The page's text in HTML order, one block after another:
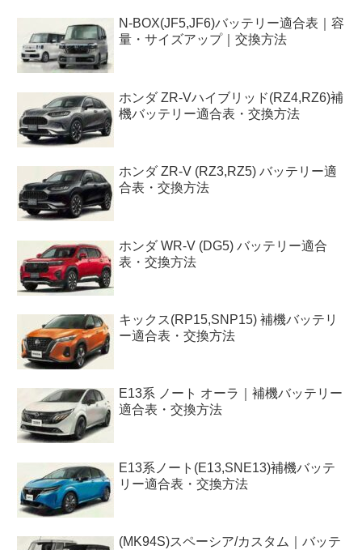
N-BOX(JF5,JF6)バッテリー適合表｜容
量・サイズアップ｜交換方法
ホンダ ZR-Vハイブリッド(RZ4,RZ6)補
機バッテリー適合表・交換方法
ホンダ ZR-V (RZ3,RZ5) バッテリー適
合表・交換方法
ホンダ WR-V (DG5) バッテリー適合
表・交換方法
キックス(RP15,SNP15) 補機バッテリ
ー適合表・交換方法
E13系 ノート オーラ｜補機バッテリー
適合表・交換方法
E13系ノート(E13,SNE13)補機バッテ
リー適合表・交換方法
(MK94S)スペーシア/カスタム｜バッテ